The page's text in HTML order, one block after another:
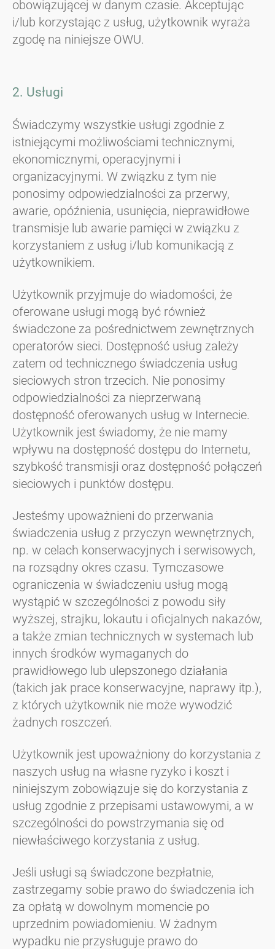
obowiązującej w danym czasie. Akceptując
i/lub korzystając z usług, użytkownik wyraża
zgodę na niniejsze OWU.
2. Usługi
Świadczymy wszystkie usługi zgodnie z
istniejącymi możliwościami technicznymi,
ekonomicznymi, operacyjnymi i
organizacyjnymi. W związku z tym nie
ponosimy odpowiedzialności za przerwy,
awarie, opóźnienia, usunięcia, nieprawidłowe
transmisje lub awarie pamięci w związku z
korzystaniem z usług i/lub komunikacją z
użytkownikiem.
Użytkownik przyjmuje do wiadomości, że
oferowane usługi mogą być również
świadczone za pośrednictwem zewnętrznych
operatorów sieci. Dostępność usług zależy
zatem od technicznego świadczenia usług
sieciowych stron trzecich. Nie ponosimy
odpowiedzialności za nieprzerwaną
dostępność oferowanych usług w Internecie.
Użytkownik jest świadomy, że nie mamy
wpływu na dostępność dostępu do Internetu,
szybkość transmisji oraz dostępność połączeń
sieciowych i punktów dostępu.
Jesteśmy upoważnieni do przerwania
świadczenia usług z przyczyn wewnętrznych,
np. w celach konserwacyjnych i serwisowych,
na rozsądny okres czasu. Tymczasowe
ograniczenia w świadczeniu usług mogą
wystąpić w szczególności z powodu siły
wyższej, strajku, lokautu i oficjalnych nakazów,
a także zmian technicznych w systemach lub
innych środków wymaganych do
prawidłowego lub ulepszonego działania
(takich jak prace konserwacyjne, naprawy itp.),
z których użytkownik nie może wywodzić
żadnych roszczeń.
Użytkownik jest upoważniony do korzystania z
naszych usług na własne ryzyko i koszt i
niniejszym zobowiązuje się do korzystania z
usług zgodnie z przepisami ustawowymi, a w
szczególności do powstrzymania się od
niewłaściwego korzystania z usług.
Jeśli usługi są świadczone bezpłatnie,
zastrzegamy sobie prawo do świadczenia ich
za opłatą w dowolnym momencie po
uprzednim powiadomieniu. W żadnym
wypadku nie przysługuje prawo do